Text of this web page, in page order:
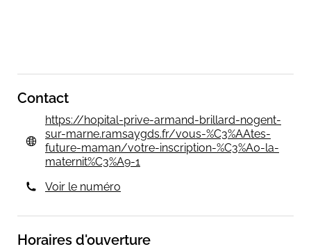
Contact
https://hopital-prive-armand-brillard-nogent-
sur-marne.ramsaygds.fr/vous-%C3%AAtes-
future-maman/votre-inscription-%C3%A0-la-
maternit%C3%A9-1
Voir le numéro
Horaires d'ouverture